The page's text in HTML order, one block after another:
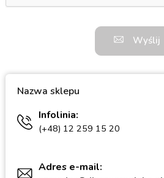
Wyślij
Nazwa sklepu
Infolinia:
(+48) 12 259 15 20
Adres e-mail: